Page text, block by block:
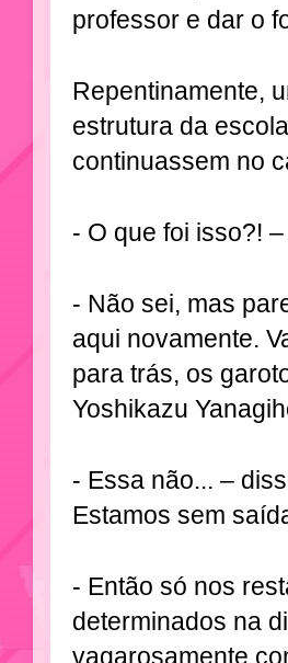
professor e dar o
Repentinamente,
estrutura da
continuassem no
- O que foi isso?!
- Não sei, mas
aqui novamente.
para trás, os
Yoshikazu
- Essa não... –
Estamos sem
- Então só nos
determinados na
vagarosamente